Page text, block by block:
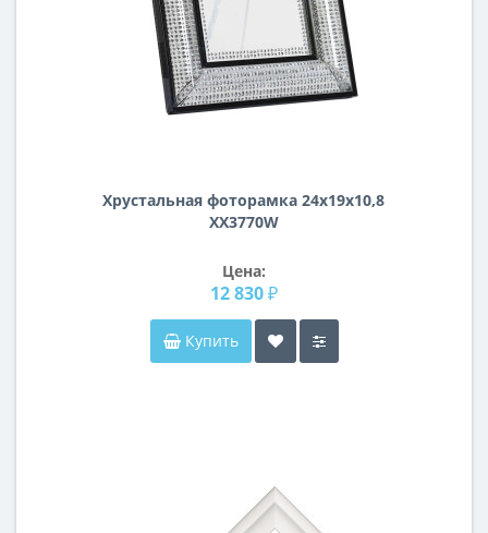
Хрустальная фоторамка 24х19х10,8
XX3770W
Цена:
12 830 ₽
Купить